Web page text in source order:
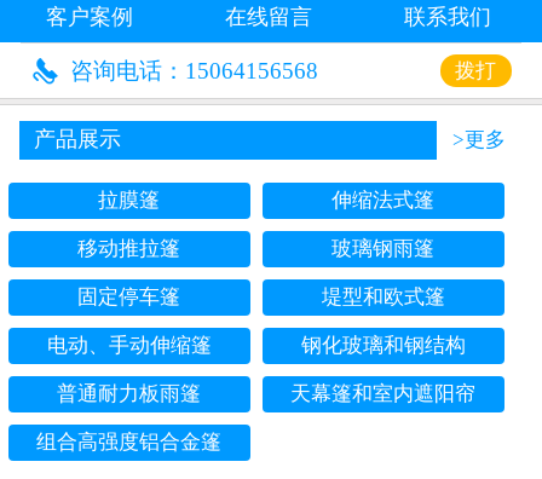
在线留言
客户案例
在线留言 联系我们
 咨询电话：15064156568 拨打
产品展示 >更多
拉膜篷 伸缩法式篷
移动推拉篷 玻璃钢雨篷
固定停车篷 堤型和欧式篷
电动、手动伸缩篷 钢化玻璃和钢结构
普通耐力板雨篷 天幕篷和室内遮阳帘
组合高强度铝合金篷